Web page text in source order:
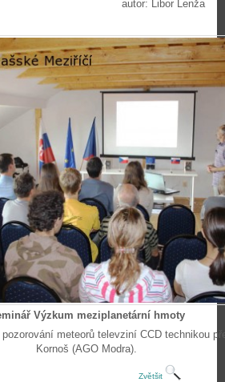
autor: Libor Lenža
Výzkum meziplanetární hmoty
meteorů televziní CCD technikou
Kornoš (AGO Modra).
Zvětšit